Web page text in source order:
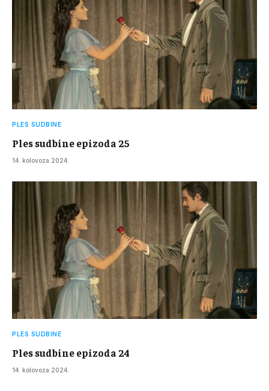
PLES SUDBINE
Ples sudbine epizoda 25
14. kolovoza 2024.
PLES SUDBINE
Ples sudbine epizoda 24
14. kolovoza 2024.